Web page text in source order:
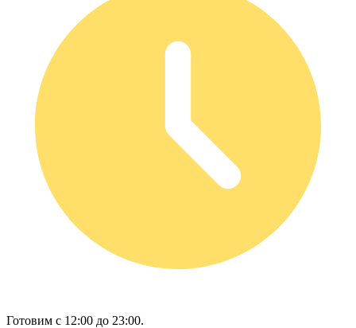
Готовим с 12:00 до 23:00.